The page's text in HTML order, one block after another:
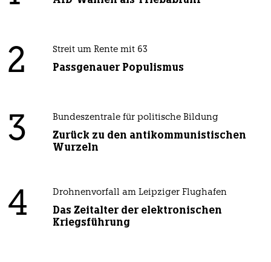
2 Streit um Rente mit 63
Passgenauer Populismus
3 Bundeszentrale für politische Bildung
Zurück zu den antikommunistischen
Wurzeln
4 Drohnenvorfall am Leipziger Flughafen
Das Zeitalter der elektronischen
Kriegsführung